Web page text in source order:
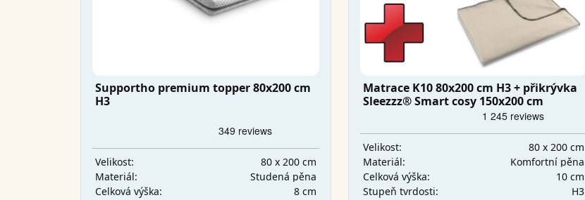
Supportho premium topper 80x200 cm
H3
Velikost:
80 x 200 cm
Materiál:
Studená pěna
Celková výška:
8 cm
Matrace K10 80x200 cm H3 + přikrývka
Sleezzz® Smart cosy 150x200 cm
Velikost:
80 x 200 cm
Materiál:
Komfortní pěna
Celková výška:
10 cm
Stupeň tvrdosti:
H3